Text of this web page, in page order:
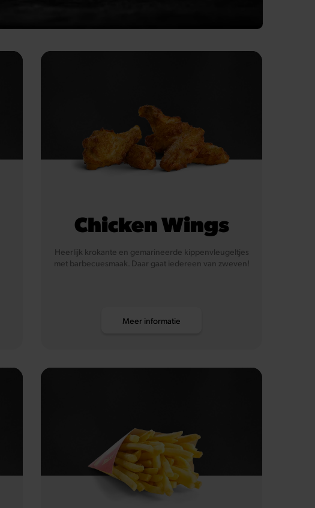
Chicken Wings
Heerlijk krokante en gemarineerde kippenvleugeltjes
met barbecuesmaak. Daar gaat iedereen van zweven!
Meer informatie